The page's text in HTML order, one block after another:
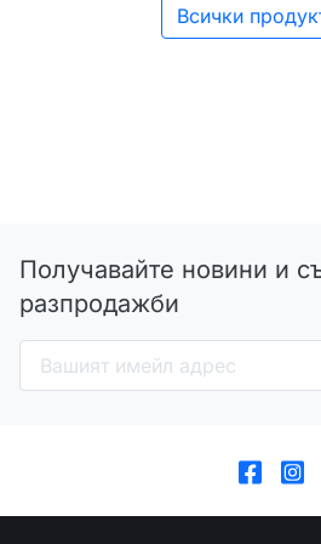
Всички
Получавайте новини и
разпродажби